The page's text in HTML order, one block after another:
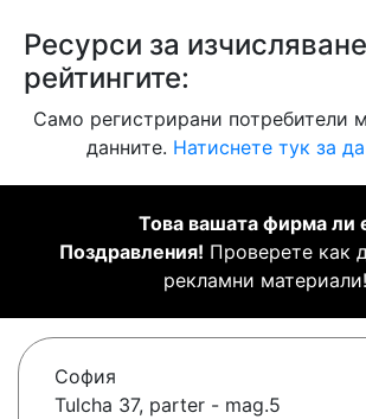
Ресурси за
рейтингите:
Само регистрирани потребители
данните. Натиснете тук за
Това вашата фирма ли
Поздравления! Проверете как
рекламни материали!
София
Tulcha 37, parter - mag.5